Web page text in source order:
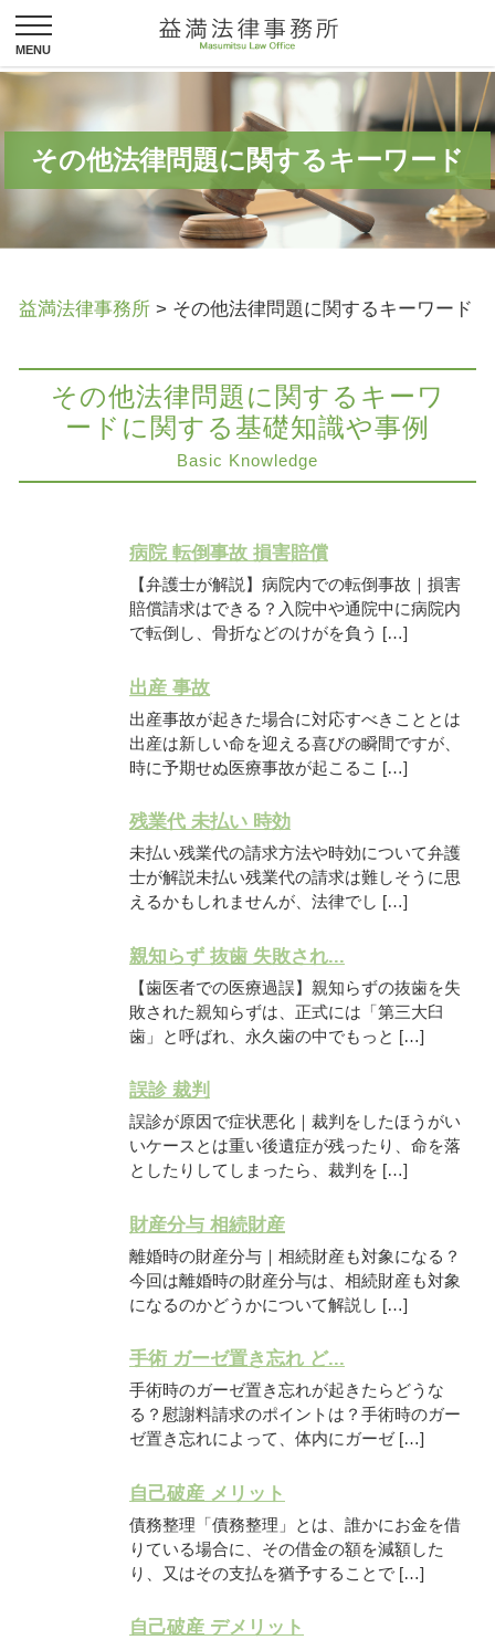
その他法律問題に関するキーワード
益満法律事務所 > その他法律問題に関するキーワード
その他法律問題に関するキーワ
ードに関する基礎知識や事例
Basic Knowledge
病院 転倒事故 損害賠償
【弁護士が解説】病院内での転倒事故｜損害
賠償請求はできる？入院中や通院中に病院内
で転倒し、骨折などのけがを負う […]
出産 事故
出産事故が起きた場合に対応すべきこととは
出産は新しい命を迎える喜びの瞬間ですが、
時に予期せぬ医療事故が起こるこ […]
残業代 未払い 時効
未払い残業代の請求方法や時効について弁護
士が解説未払い残業代の請求は難しそうに思
えるかもしれませんが、法律でし […]
親知らず 抜歯 失敗され...
【歯医者での医療過誤】親知らずの抜歯を失
敗された親知らずは、正式には「第三大臼
歯」と呼ばれ、永久歯の中でもっと […]
誤診 裁判
誤診が原因で症状悪化｜裁判をしたほうがい
いケースとは重い後遺症が残ったり、命を落
としたりしてしまったら、裁判を […]
財産分与 相続財産
離婚時の財産分与｜相続財産も対象になる？
今回は離婚時の財産分与は、相続財産も対象
になるのかどうかについて解説し […]
手術 ガーゼ置き忘れ ど...
手術時のガーゼ置き忘れが起きたらどうな
る？慰謝料請求のポイントは？手術時のガー
ゼ置き忘れによって、体内にガーゼ […]
自己破産 メリット
債務整理「債務整理」とは、誰かにお金を借
りている場合に、その借金の額を減額した
り、又はその支払を猶予することで […]
自己破産 デメリット